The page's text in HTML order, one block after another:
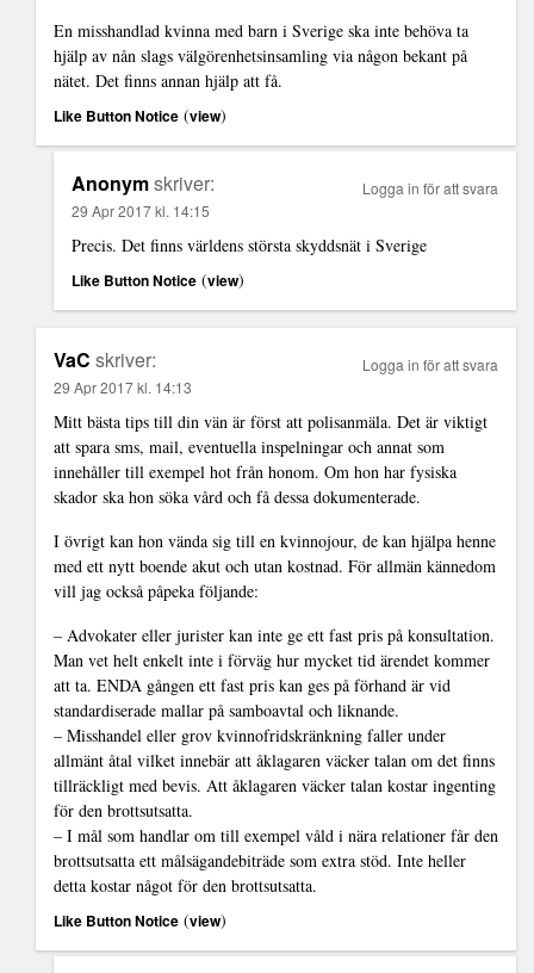
En misshandlad kvinna med barn i Sverige ska inte behöva ta
hjälp av nån slags välgörenhetsinsamling via någon bekant på
nätet. Det finns annan hjälp att få.
Like Button Notice (view)
Anonymskriver:
29 Apr 2017 kl. 14:15
Precis. Det finns världens största skyddsnät i Sverige
Like Button Notice (view)
Logga in för att svara
VaC skriver:
29 Apr 2017 kl. 14:13
Mitt bästa tips till din vän är först att polisanmäla. Det är viktigt
att spara sms, mail, eventuella inspelningar och annat som
innehåller till exempel hot från honom. Om hon har fysiska
skador ska hon söka vård och få dessa dokumenterade.
I övrigt kan hon vända sig till en kvinnojour, de kan hjälpa henne
med ett nytt boende akut och utan kostnad. För allmän kännedom
vill jag också påpeka följande:
– Advokater eller jurister kan inte ge ett fast pris på konsultation.
Man vet helt enkelt inte i förväg hur mycket tid ärendet kommer
att ta. ENDA gången ett fast pris kan ges på förhand är vid
standardiserade mallar på samboavtal och liknande.
– Misshandel eller grov kvinnofridskränkning faller under
allmänt åtal vilket innebär att åklagaren väcker talan om det finns
tillräckligt med bevis. Att åklagaren väcker talan kostar ingenting
för den brottsutsatta.
– I mål som handlar om till exempel våld i nära relationer får den
brottsutsatta ett målsägandebiträde som extra stöd. Inte heller
detta kostar något för den brottsutsatta.
Like Button Notice (view)
Logga in för att svara